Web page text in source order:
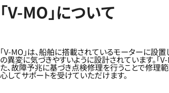
「V-MO」について
「V-MO」は、船舶に搭載されているモーターに設
の異変に気づきやすいように設計されています。
た、故障予兆に基づき点検修理を行うことで修理
心してサポートを受けていただけます。